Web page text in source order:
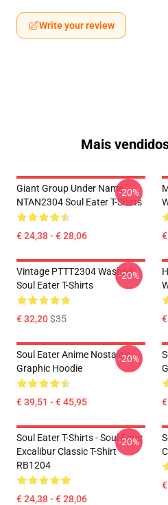
Write your review
Mais
Giant Group Under Name
NTAN2304 Soul Eater T-Shirts
€ 24,38 - € 28,06
-20%
Vintage PTTT2304 Washed
Soul Eater T-Shirts
€ 32,20$35
-20%
Soul Eater Anime Nostalgia
Graphic Hoodie
€ 39,51 - € 45,95
-20%
Soul Eater T-Shirts - Soul Eater
Excalibur Classic T-Shirt
RB1204
€ 24,38 - € 28,06
-20%